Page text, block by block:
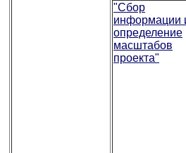
"Сбор
информации
определение
масштабов
проекта"